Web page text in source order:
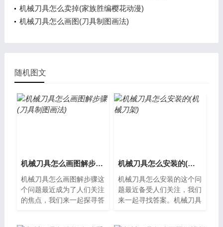
机械刀具怎么卖掉(家族胜编樱花动漫)
机械刀具怎么画图(刀具制图画法)
随机图文
机械刀具怎么画图解步骤(刀具制图画法)
机械刀具怎么画图解步骤这
个问题最近成为了人们关注
的焦点，我们来一起探寻答
机械刀具怎么安装的(机械刀架)
机械刀具怎么安装的这个问
题最近备受人们关注，我们
来一起寻找答案。机械刀具